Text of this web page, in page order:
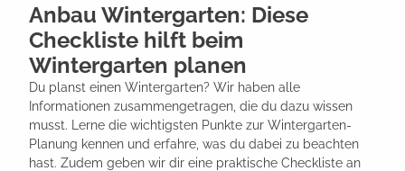
Anbau Wintergarten: Diese
Checkliste hilft beim
Wintergarten planen
Du planst einen Wintergarten? Wir haben alle
Informationen zusammengetragen, die du dazu wissen
musst. Lerne die wichtigsten Punkte zur Wintergarten-
Planung kennen und erfahre, was du dabei zu beachten
hast. Zudem geben wir dir eine praktische Checkliste an